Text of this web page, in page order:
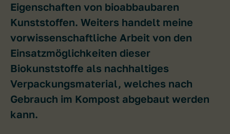
Eigenschaften von bioabbaubaren
Kunststoffen. Weiters handelt meine
vorwissenschaftliche Arbeit von den
Einsatzmöglichkeiten dieser
Biokunststoffe als nachhaltiges
Verpackungsmaterial, welches nach
Gebrauch im Kompost abgebaut werden
kann.